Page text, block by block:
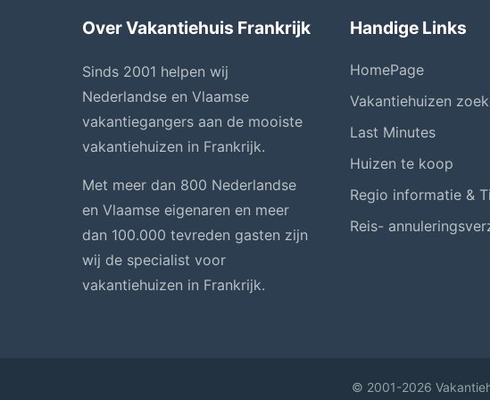
Over Vakantiehuis Frankrijk
Sinds 2001 helpen wij
Nederlandse en Vlaamse
vakantiegangers aan de mooiste
vakantiehuizen in Frankrijk.
Met meer dan 800 Nederlandse
en Vlaamse eigenaren en meer
dan 100.000 tevreden gasten zijn
wij de specialist voor
vakantiehuizen in Frankrijk.
Handige Links
HomePage
Vakantiehuizen
Last Minutes
Huizen te koop
Regio informatie &
Reis-
© 2001-2026